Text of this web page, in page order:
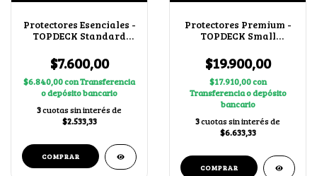
Protectores Esenciales -
TOPDECK Standard
$7.600,00
$6.840,00conTransferencia
o depósito bancario
3cuotas sin interés de
$2.533,33
Protectores Premium -
TOPDECK Small
$19.900,00
$17.910,00con
Transferencia o depósito
bancario
3cuotas sin interés de
$6.633,33